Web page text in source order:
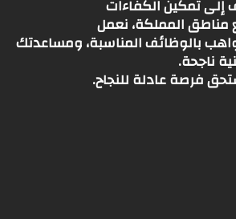
إلى تمكين الكفاءات
المملكة، نعمل
بالوظائف المناسبة، ومساعدتك
ناجحة.
فرصة عادلة للنجاح.